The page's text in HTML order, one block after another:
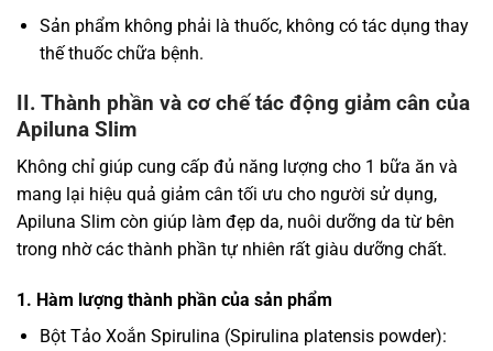
Sản phẩm không phải là thuốc, không có tác dụng thay
thế thuốc chữa bệnh.
II. Thành phần và cơ chế tác động giảm cân của
Apiluna Slim
Không chỉ giúp cung cấp đủ năng lượng cho 1 bữa ăn và
mang lại hiệu quả giảm cân tối ưu cho người sử dụng,
Apiluna Slim còn giúp làm đẹp da, nuôi dưỡng da từ bên
trong nhờ các thành phần tự nhiên rất giàu dưỡng chất.
1. Hàm lượng thành phần của sản phẩm
Bột Tảo Xoắn Spirulina (Spirulina platensis powder):